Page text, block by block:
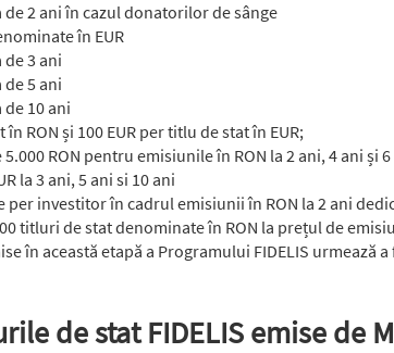
2 ani în cazul donatorilor de sânge
în EUR
3 ani
5 ani
10 ani
RON și 100 EUR per titlu de stat în EUR;
RON pentru emisiunile în RON la 2 ani, 4 ani
la 3 ani, 5 ani si 10 ani
investitor în cadrul emisiunii în RON la 2 ani
titluri de stat denominate în RON la prețul de
în această etapă a Programului FIDELIS urmează
de stat FIDELIS emise de